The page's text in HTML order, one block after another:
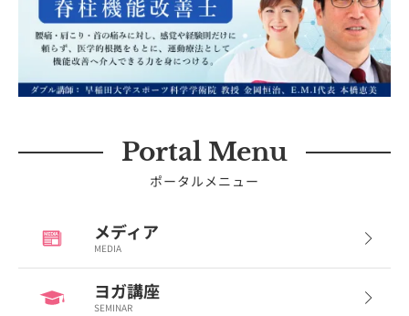
Portal Menu
ポータルメニュー
メディア
MEDIA
ヨガ講座
SEMINAR